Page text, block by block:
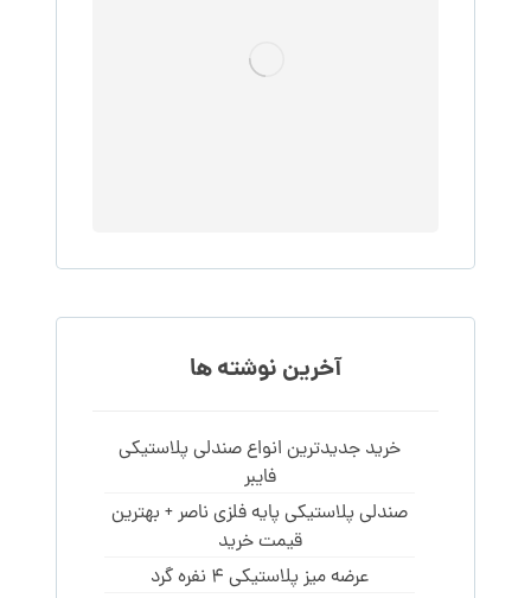
آخرین نوشته ها
خرید جدیدترین انواع صندلی پلاستیکی
فایبر
صندلی پلاستیکی پایه فلزی ناصر + بهترین
قیمت خرید
عرضه میز پلاستیکی 4 نفره گرد